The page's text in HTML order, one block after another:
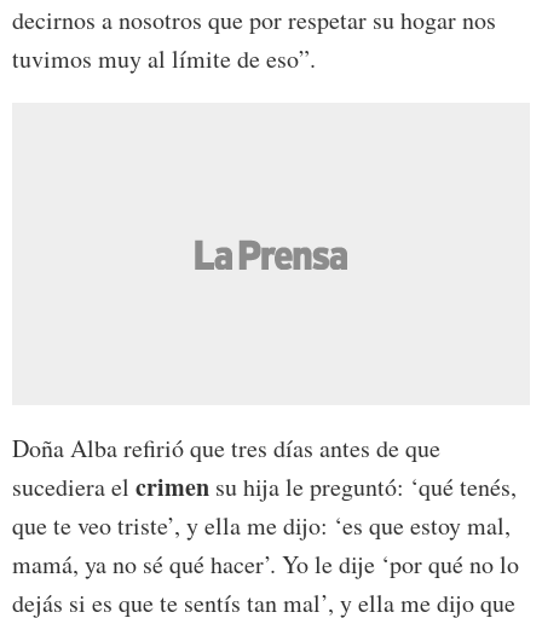
decirnos a nosotros que por respetar su hogar nos
tuvimos muy al límite de eso”.
Doña Alba refirió que tres días antes de que
sucediera el crimen su hija le preguntó: ‘qué tenés,
que te veo triste’, y ella me dijo: ‘es que estoy mal,
mamá, ya no sé qué hacer’. Yo le dije ‘por qué no lo
dejás si es que te sentís tan mal’, y ella me dijo que